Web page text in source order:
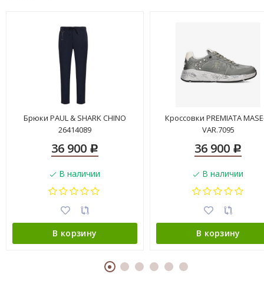
Брюки PAUL & SHARK CHINO
26414089
36 900 Р
В наличии
В корзину
Кроссовки PREMIATA
VAR.7095
36 900 Р
В наличии
В корзину